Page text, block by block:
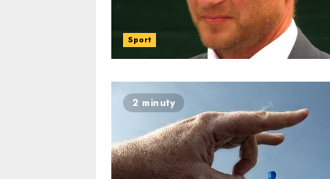
Sport
2 minuty